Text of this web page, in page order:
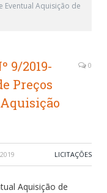
Eventual Aquisição de
9/2019-
Preços
0
LICITAÇÕES
Aquisição de